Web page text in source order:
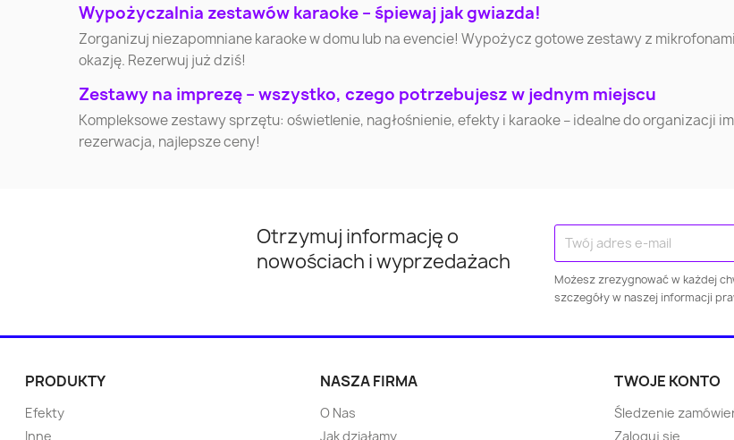
Mikołów Nysa Ełk Chełm
Żyrardów Nowa Sól Skierniewice Mława
Lubań
Otwock Mińsk Mazowiecki Kraśnik
Jarosław
Tychowo Żary
Wypożyczalnia zestawów karaoke – śpiewaj jak gwiazda!
Zorganizuj niezapomniane karaoke w domu lub na evencie! Wypożycz gotowe zestawy z
okazję. Rezerwuj już dziś!
Zestawy na imprezę – wszystko, czego potrzebujesz w jednym miejscu
Kompleksowe zestawy sprzętu: oświetlenie, nagłośnienie, efekty i karaoke – idealne do organizacji
rezerwacja, najlepsze ceny!
Otrzymuj informację o
nowościach i wyprzedażach
Możesz zrezygnować w każdej
szczegóły w naszej informacji
PRODUKTY
Efekty
Inne
NASZA FIRMA
O Nas
Jak działamy
TWOJE KONTO
Śledzenie
Zaloguj się